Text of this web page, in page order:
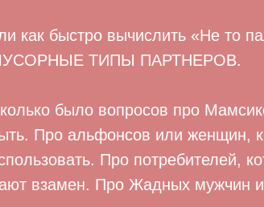
как быстро вычислить «Не то
ТИПЫ ПАРТНЕРОВ.
было вопросов про
Про альфонсов или женщин,
Про потребителей,
взамен. Про Жадных мужчин